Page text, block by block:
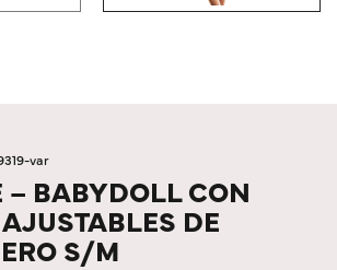
var
– BABYDOLL CON
DE
S/M